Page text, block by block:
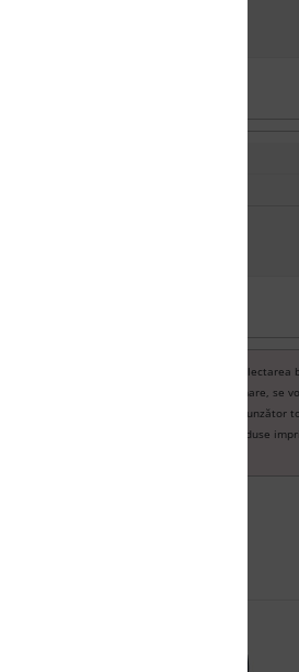
Prin selectarea
imprimare, se
corespunzător
de produse